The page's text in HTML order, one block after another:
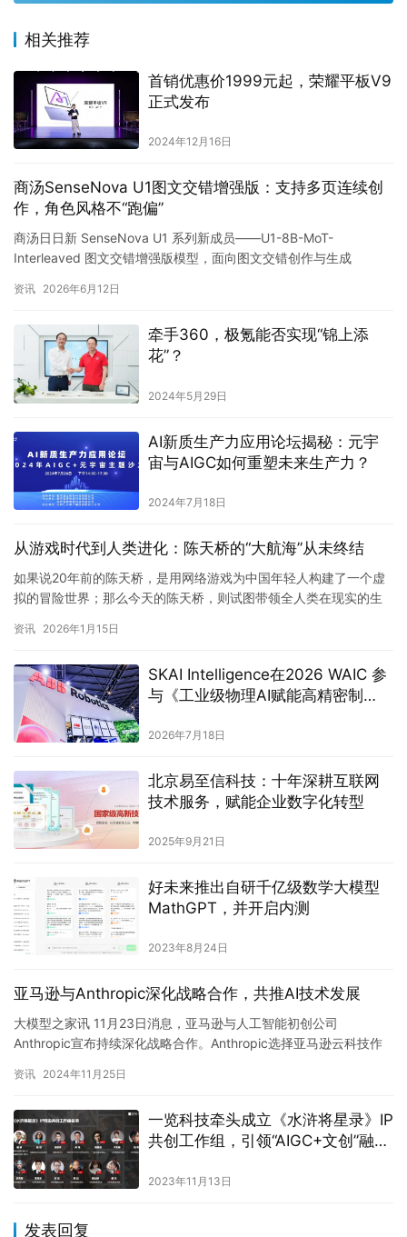
相关推荐
首销优惠价1999元起，荣耀平板V9
正式发布
2024年12月16日
商汤SenseNova U1图文交错增强版：支持多页连续创
作，角色风格不“跑偏”
商汤日日新 SenseNova U1 系列新成员——U1-8B-MoT-
Interleaved 图文交错增强版模型，面向图文交错创作与生成
资讯 2026年6月12日
牵手360，极氪能否实现“锦上添
花”？
2024年5月29日
AI新质生产力应用论坛揭秘：元宇
宙与AIGC如何重塑未来生产力？
2024年7月18日
从游戏时代到人类进化：陈天桥的“大航海”从未终结
如果说20年前的陈天桥，是用网络游戏为中国年轻人构建了一个虚
拟的冒险世界；那么今天的陈天桥，则试图带领全人类在现实的生
大…
资讯 2026年1月15日
SKAI Intelligence在2026 WAIC 参
与《工业级物理AI赋能高精密制
机器人举行战略合作签约仪式
2026年7月18日
北京易至信科技：十年深耕互联网
技术服务，赋能企业数字化转型
2025年9月21日
好未来推出自研千亿级数学大模型
MathGPT，并开启内测
2023年8月24日
‌亚马逊与Anthropic深化战略合作，共推AI技术发展‌
大模型之家讯 11月23日消息，亚马逊与人工智能初创公司
Anthropic宣布持续深化战略合作。Anthropic选择亚马逊云科技作
资讯 2024年11月25日
一览科技牵头成立《水浒将星录》IP
共创工作组，引领“AIGC+文创”融合
2023年11月13日
发表回复